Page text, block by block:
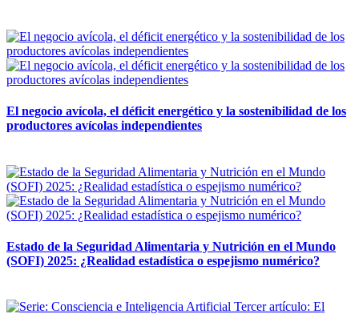
El negocio avícola, el déficit energético y la sostenibilidad de los
productores avícolas independientes
Estado de la Seguridad Alimentaria y Nutrición en el Mundo
(SOFI) 2025: ¿Realidad estadística o espejismo numérico?